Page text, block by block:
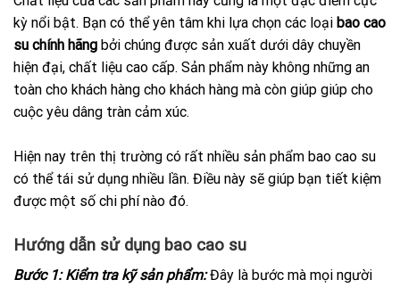
kỳ nổi bật. Bạn có thể yên tâm khi lựa chọn các loại bao cao
su chính hãng bởi chúng được sản xuất dưới dây chuyền
hiện đại, chất liệu cao cấp. Sản phẩm này không những an
toàn cho khách hàng cho khách hàng mà còn giúp giúp cho
cuộc yêu dâng tràn cảm xúc.
Hiện nay trên thị trường có rất nhiều sản phẩm bao cao su
có thể tái sử dụng nhiều lần. Điều này sẽ giúp bạn tiết kiệm
được một số chi phí nào đó.
Hướng dẫn sử dụng bao cao su
Bước 1: Kiểm tra kỹ sản phẩm:Đây là bước mà mọi người